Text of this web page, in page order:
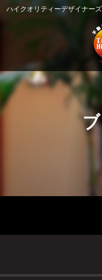
ハイクオリティーデザイナー